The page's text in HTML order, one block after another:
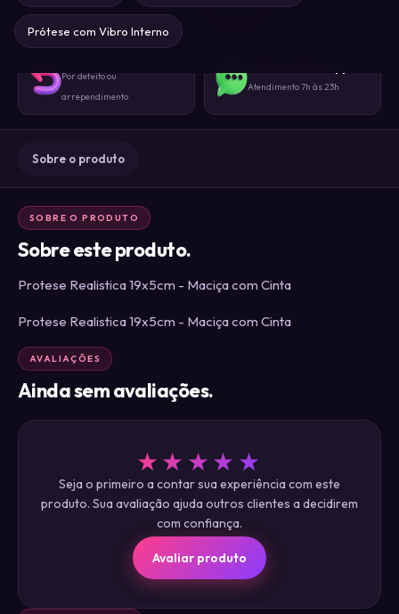
Prótese com Vibro Interno
Sem identificação externa
Por defeito ou
arrependimento
Atendimento 7h às 23h
Sobre o produto
SOBRE O PRODUTO
Sobre este produto.
Protese Realistica 19x5cm - Maciça com Cinta
Protese Realistica 19x5cm - Maciça com Cinta
AVALIAÇÕES
Ainda sem avaliações.
★★★★★
Seja o primeiro a contar sua experiência com este
produto. Sua avaliação ajuda outros clientes a decidirem
com confiança.
Avaliar produto